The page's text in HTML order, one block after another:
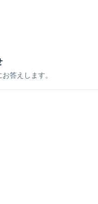
答えします。